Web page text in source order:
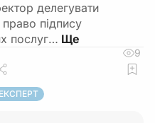
делегувати
підпису
послуг…
9
ЕКСПЕРТ